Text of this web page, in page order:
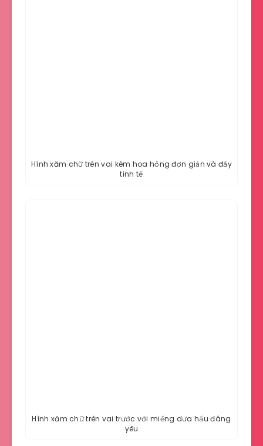
Hình xăm chữ trên vai kèm hoa hồng đơn giản và đầy
tinh tế
Hình xăm chữ trên vai trước với miếng dưa hấu đáng
yêu